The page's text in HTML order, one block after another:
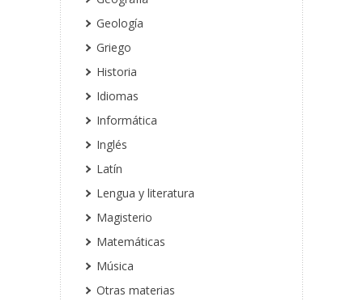
Geología
Griego
Historia
Idiomas
Informática
Inglés
Latín
Lengua y literatura
Magisterio
Matemáticas
Música
Otras materias